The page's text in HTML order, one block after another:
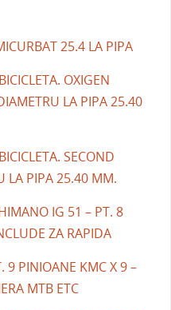
25.4 LA PIPA
OXIGEN
LA PIPA 25.40
SECOND
LA PIPA 25.40 MM.
IG 51 – PT. 8
ZA RAPIDA
9 PINIOANE KMC X 9 –
MTB ETC